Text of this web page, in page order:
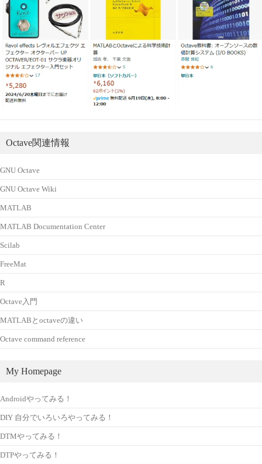
Octave関連情報
GNU Octave
GNU Octave Wiki
MATLAB
MATLAB Documentation Center
Scilab
FreeMat
R
Octave入門
MATLABとoctaveの違い
Octave command reference
My Homepage
Androidやってみる！
DIY 自分でいろいろやってみる！
DTMやってみる！
DTPやってみる！